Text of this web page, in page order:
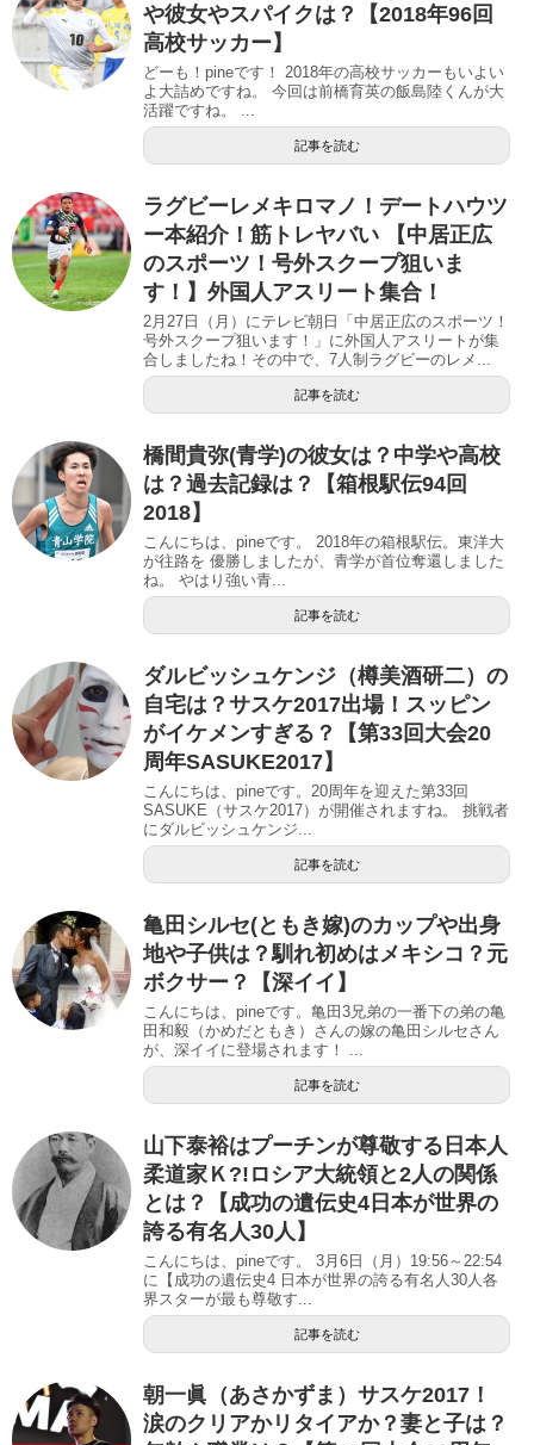
や彼女やスパイクは？【2018年96回
高校サッカー】
どーも！pineです！ 2018年の高校サッカーもいよい
よ大詰めですね。 今回は前橋育英の飯島陸くんが大
活躍ですね。 ...
記事を読む
ラグビーレメキロマノ！デートハウツ
ー本紹介！筋トレヤバい 【中居正広
のスポーツ！号外スクープ狙いま
す！】外国人アスリート集合！
2月27日（月）にテレビ朝日「中居正広のスポーツ！
号外スクープ狙います！」に外国人アスリートが集
合しましたね！その中で、7人制ラグビーのレメ...
記事を読む
橋間貴弥(青学)の彼女は？中学や高校
は？過去記録は？【箱根駅伝94回
2018】
こんにちは、pineです。 2018年の箱根駅伝。東洋大
が往路を 優勝しましたが、青学が首位奪還しました
ね。 やはり強い青...
記事を読む
ダルビッシュケンジ（樽美酒研二）の
自宅は？サスケ2017出場！スッピン
がイケメンすぎる？【第33回大会20
周年SASUKE2017】
こんにちは、pineです。20周年を迎えた第33回
SASUKE（サスケ2017）が開催されますね。 挑戦者
にダルビッシュケンジ...
記事を読む
亀田シルセ(ともき嫁)のカップや出身
地や子供は？馴れ初めはメキシコ？元
ボクサー？【深イイ】
こんにちは、pineです。亀田3兄弟の一番下の弟の亀
田和毅（かめだともき）さんの嫁の亀田シルセさん
が、深イイに登場されます！ ...
記事を読む
山下泰裕はプーチンが尊敬する日本人
柔道家Ｋ?!ロシア大統領と2人の関係
とは？【成功の遺伝史4日本が世界の
誇る有名人30人】
こんにちは、pineです。 3月6日（月）19:56～22:54
に【成功の遺伝史4 日本が世界の誇る有名人30人各
界スターが最も尊敬す...
記事を読む
朝一眞（あさかずま）サスケ2017！
涙のクリアかリタイアか？妻と子は？